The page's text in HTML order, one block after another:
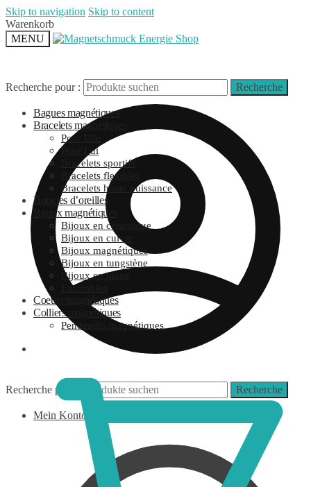
Skip to navigation Skip to content
Warenkorb
MENU
Recherche pour : Recherche
Mein Konto
Recherche pour : Recherche
Bagues magnétiques
Bracelets magnétiques
Pour Elle
Pour Lui
Bracelets sportifs
Bracelets flexibles
Bracelets haute puissance
Boucles d’oreilles
Bijoux magnétiques
Bijoux en céramique
Bijoux en cuivre
Bijoux magnétiques
Bijoux en tungstène
Bijoux en titane
Ensembles
Coeurs magnétiques
Colliers magnétiques
Pendentifs magnétiques